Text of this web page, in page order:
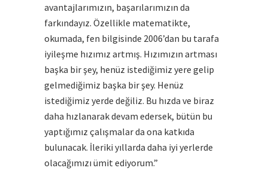
avantajlarımızın, başarılarımızın da
farkındayız. Özellikle matematikte,
okumada, fen bilgisinde 2006’dan bu tarafa
iyileşme hızımız artmış. Hızımızın artması
başka bir şey, henüz istediğimiz yere gelip
gelmediğimiz başka bir şey. Henüz
istediğimiz yerde değiliz. Bu hızda ve biraz
daha hızlanarak devam edersek, bütün bu
yaptığımız çalışmalar da ona katkıda
bulunacak. İleriki yıllarda daha iyi yerlerde
olacağımızı ümit ediyorum.”